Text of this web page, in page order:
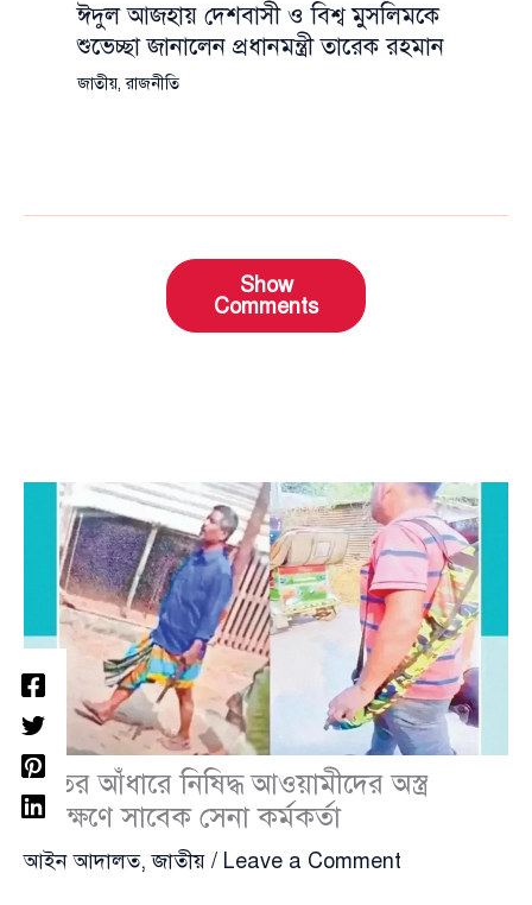
ঈদুল আজহায় দেশবাসী ও বিশ্ব মুসলিমকে
শুভেচ্ছা জানালেন প্রধানমন্ত্রী তারেক রহমান
জাতীয়,রাজনীতি
Show
Comments
রাতের আঁধারে নিষিদ্ধ আওয়ামীদের অস্ত্র
প্রশিক্ষণে সাবেক সেনা কর্মকর্তা
আইন আদালত,জাতীয় / Leave a Comment